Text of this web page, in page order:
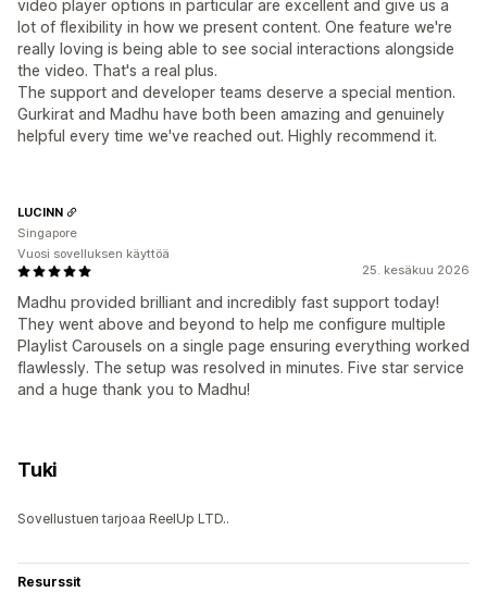
video player options in particular are excellent and give us a
lot of flexibility in how we present content. One feature we're
really loving is being able to see social interactions alongside
the video. That's a real plus.
The support and developer teams deserve a special mention.
Gurkirat and Madhu have both been amazing and genuinely
helpful every time we've reached out. Highly recommend it.
25. kesäkuu 2026
Madhu provided brilliant and incredibly fast support today!
They went above and beyond to help me configure multiple
Playlist Carousels on a single page ensuring everything worked
flawlessly. The setup was resolved in minutes. Five star service
and a huge thank you to Madhu!
LUCINN
Singapore
Vuosi sovelluksen käyttöä
Tuki
Sovellustuen tarjoaa ReelUp LTD..
Resurssit